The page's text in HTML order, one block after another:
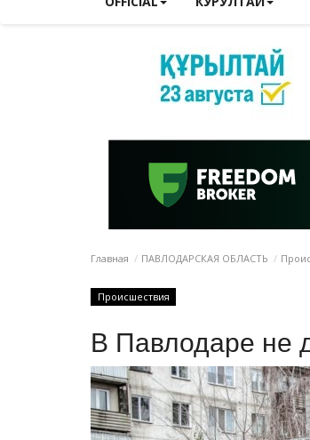
Главная ПАВЛОДАРСКАЯ ОБЛАСТЬ
Происшествия
В Павлодаре не